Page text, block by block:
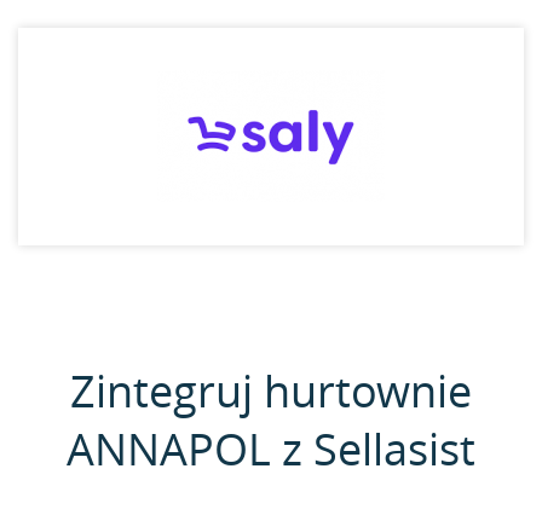
Zintegruj hurtownie
ANNAPOL z Sellasist